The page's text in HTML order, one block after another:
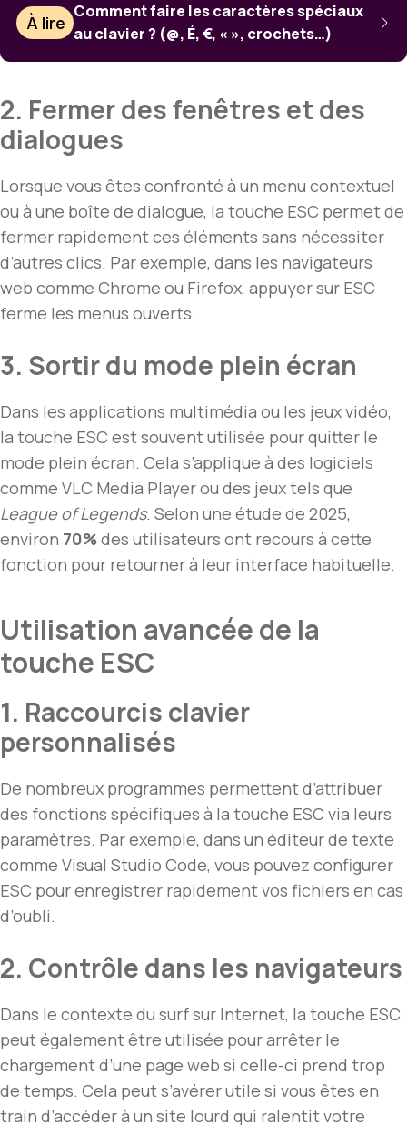
À lire
Comment faire les caractères spéciaux
au clavier ? (@, É, €, « », crochets…)
2. Fermer des fenêtres et des
dialogues
Lorsque vous êtes confronté à un menu contextuel
ou à une boîte de dialogue, la touche ESC permet de
fermer rapidement ces éléments sans nécessiter
d’autres clics. Par exemple, dans les navigateurs
web comme Chrome ou Firefox, appuyer sur ESC
ferme les menus ouverts.
3. Sortir du mode plein écran
Dans les applications multimédia ou les jeux vidéo,
la touche ESC est souvent utilisée pour quitter le
mode plein écran. Cela s’applique à des logiciels
comme VLC Media Player ou des jeux tels que
League of Legends. Selon une étude de 2025,
environ 70%des utilisateurs ont recours à cette
fonction pour retourner à leur interface habituelle.
Utilisation avancée de la
touche ESC
1. Raccourcis clavier
personnalisés
De nombreux programmes permettent d’attribuer
des fonctions spécifiques à la touche ESC via leurs
paramètres. Par exemple, dans un éditeur de texte
comme Visual Studio Code, vous pouvez configurer
ESC pour enregistrer rapidement vos fichiers en cas
d’oubli.
2. Contrôle dans les navigateurs
Dans le contexte du surf sur Internet, la touche ESC
peut également être utilisée pour arrêter le
chargement d’une page web si celle-ci prend trop
de temps. Cela peut s’avérer utile si vous êtes en
train d’accéder à un site lourd qui ralentit votre